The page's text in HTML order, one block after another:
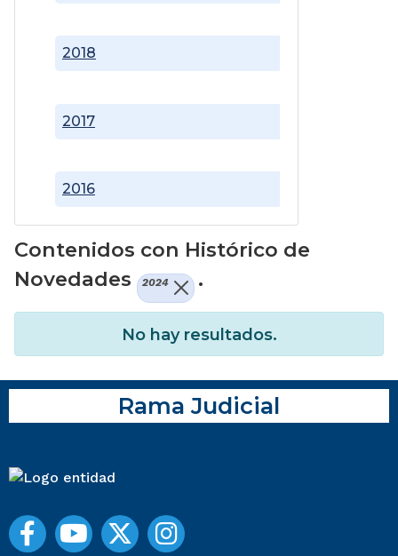
2016
2017
2018
Contenidos con Histórico de
Novedades
2024 .
No hay resultados.
Rama Judicial